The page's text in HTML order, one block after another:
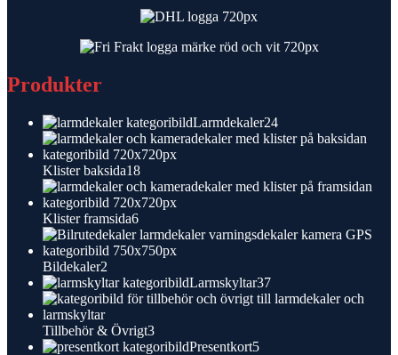
Produkter
Larmdekaler2424
produkter
Klister baksida1818
produkter
Klister framsida66
produkter
Bildekaler2
produkter
Larmskyltar3737
produkter
Tillbehör & Övrigt33
produkterPresentkort55